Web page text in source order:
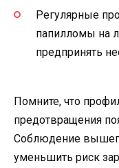
Регулярные
папилломы на
предпринять
Помните, что
предотвращения
Соблюдение
уменьшить риск